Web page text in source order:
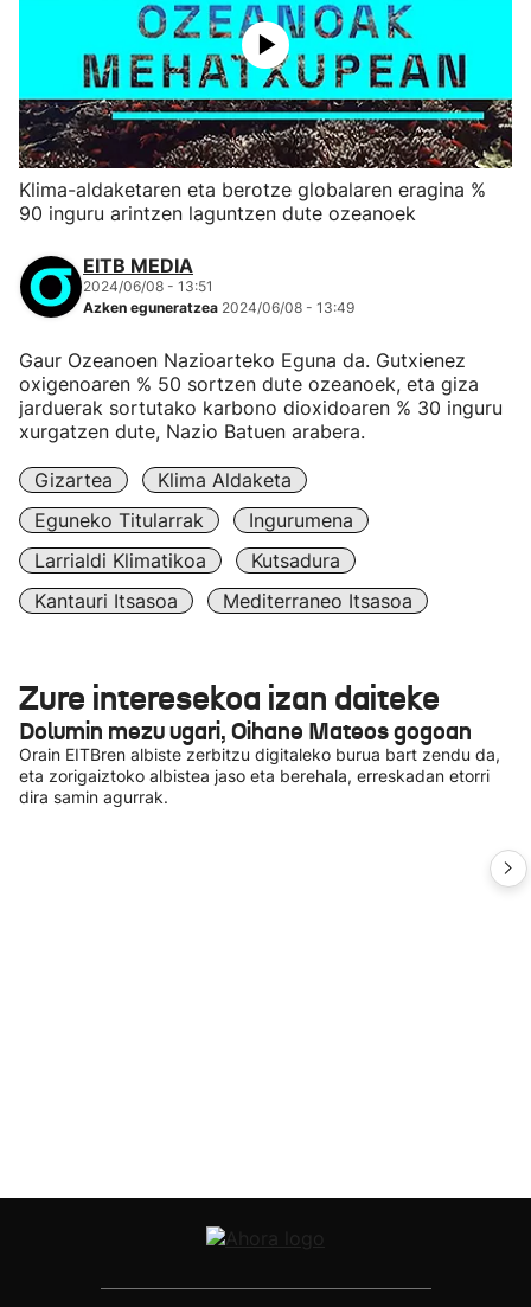
Klima-aldaketaren eta berotze globalaren eragina %
90 inguru arintzen laguntzen dute ozeanoek
EITB MEDIA
2024/06/08 - 13:51
Azken eguneratzea 2024/06/08 - 13:49
Gaur Ozeanoen Nazioarteko Eguna da. Gutxienez
oxigenoaren % 50 sortzen dute ozeanoek, eta giza
jarduerak sortutako karbono dioxidoaren % 30 inguru
xurgatzen dute, Nazio Batuen arabera.
Gizartea
Klima Aldaketa
Eguneko Titularrak
Ingurumena
Larrialdi Klimatikoa
Kutsadura
Kantauri Itsasoa
Mediterraneo Itsasoa
Zure interesekoa izan daiteke
Dolumin mezu ugari, Oihane Mateos gogoan
Orain EITBren albiste zerbitzu digitaleko burua bart zendu da,
eta zorigaiztoko albistea jaso eta berehala, erreskadan etorri
dira samin agurrak.